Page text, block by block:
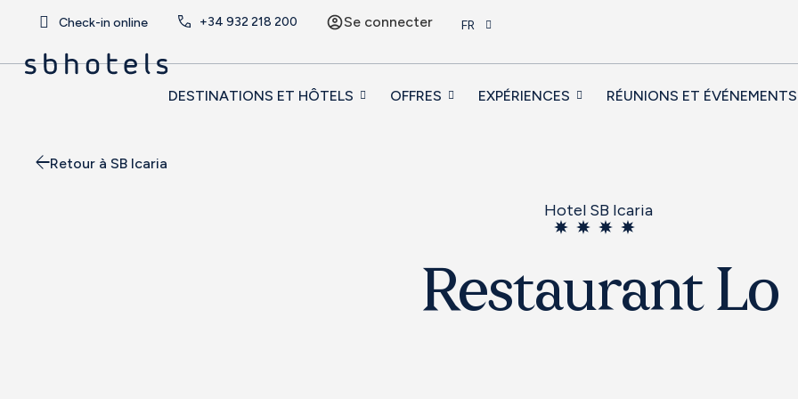
Check-in online +34 932 218 200 Se connecter FR
DESTINATIONS ET HÔTELS OFFRES EXPÉRIENCES RÉUNIONS ET ÉVÉNEMENTS
Retour à SB Icaria
Hotel SB Icaria
Restaurant Lo